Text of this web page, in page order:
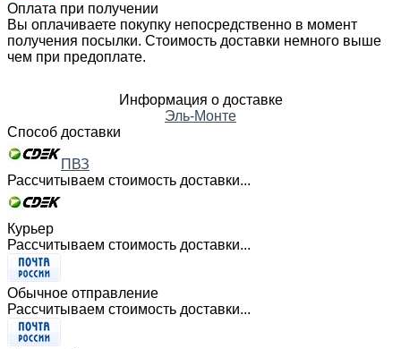
Оплата при получении
Вы оплачиваете покупку непосредственно в момент
получения посылки. Стоимость доставки немного выше
чем при предоплате.
Информация о доставке
Эль-Монте
Способ доставки
ПВЗ
Рассчитываем стоимость доставки...
Курьер
Рассчитываем стоимость доставки...
Обычное отправление
Рассчитываем стоимость доставки...